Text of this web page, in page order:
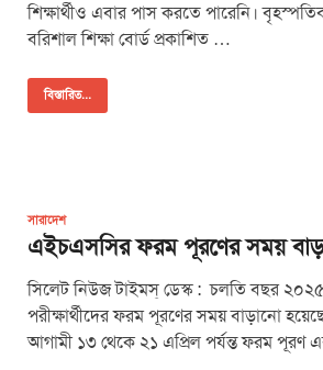
শিক্ষার্থীও এবার পাস করতে পারে‌নি।
বরিশাল শিক্ষা বোর্ড প্রকাশিত …
বিস্তারিত...
সারাদেশ
এইচএসসির ফরম পূরণের সময়
সিলেট নিউজ টাইমস্ ডেস্ক : চলতি বছর
পরীক্ষার্থীদের ফরম পূরণের সময় বাড়ানো
আগামী ১৩ থেকে ২১ এপ্রিল পর্যন্ত ফরম পূরণ